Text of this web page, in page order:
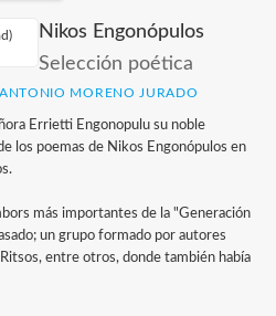
Nikos Engonópulos
Selección poética
MORENO JURADO
Errietti Engonopulu su noble
los poemas de Nikos Engonópulos en
más importantes de la "Generación
un grupo formado por autores
entre otros, donde también había